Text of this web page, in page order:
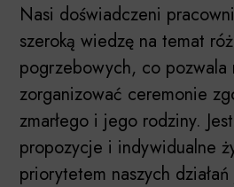
Nasi doświadczeni
szeroką wiedzę na temat
pogrzebowych, co pozwala
zorganizować ceremonie
zmarłego i jego rodziny.
propozycje i indywidualne
priorytetem naszych